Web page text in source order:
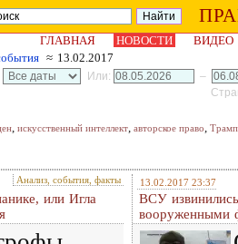
ГЛАВНАЯ НОВОСТИ
ВИДЕО
≈ 13.02.2017
Или:
–
, искусственный интеллект, авторское право, Трамп
Анализ, события, факты
или Игла
13.02.2017 23:37
ВСУ
вооруженными